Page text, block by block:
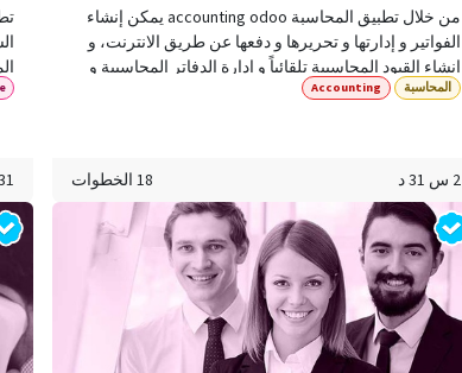
من خلال تطبيق المحاسبة accounting odoo يمكن إنشاء
الفواتير و إدارتها و تحريرها و دفعها عن طريق الانترنت، و
إنشاء القيود المحاسبية تلقائياً و إدارة الدفاتر المحاسبية و
حسابات البنوك و الصندوق بشكل آلي و سهل.
المحاسبة Accounting
2 س 31 د 18 الخطوات 31